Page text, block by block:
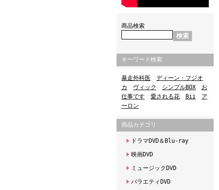
商品検索
キーワード検索
暴走外科医
ディーン・フジオ
カ
ヴィック シンプルBOX
お
仕事です
愛される花 Bii
ア
ーロン
商品カテゴリ
ドラマDVD＆Blu-ray
映画DVD
ミュージックDVD
バラエティDVD